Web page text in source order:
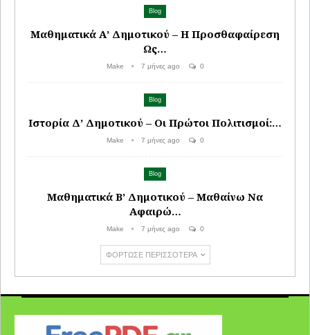
Blog
Μαθηματικά Α’ Δημοτικού – Η Προσθαφαίρεση
Ως…
Make 7 μήνες ago 0
Blog
Ιστορία Δ’ Δημοτικού – Οι Πρώτοι Πολιτισμοί:…
Make 7 μήνες ago 0
Blog
Μαθηματικά Β’ Δημοτικού – Μαθαίνω Να
Αφαιρώ…
Make 7 μήνες ago 0
ΦΌΡΤΩΣΕ ΠΕΡΙΣΣΌΤΕΡΑ